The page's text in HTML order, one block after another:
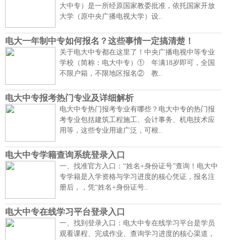
大中专）是一所经原国家教委批准，依托国家开放
大学（原中央广播电视大学）设..
电大一年制中专如何报名？这些事情一定搞清楚！
关于电大中专都在这里了！中央广播电视中等专业
学校（简称：电大中专）① 年满18岁即可，全国
不限户箱，不限地区报名② 教..
电大中专报考热门专业及详细解析
电大中专热门报考专业有哪些？电大中专的热门报
考专业包括建筑工程施工、会计事务、机电技术应
用等，这些专业用途广泛，可根..
电大中专学籍查询系统登录入口
一、找准官方入口：“姓名+身份证号”查询！电大中
专学籍是入学资格与学习进度的核心凭证，报名注
册后，，凭“姓名+身份证号..
电大中专在线学习平台登录入口
一、找到登录入口：电大中专在线学习平台是学员
观看课程、完成作业、查询学习进度的核心渠道，